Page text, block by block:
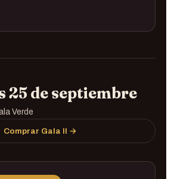
25 de septiembre
Verde
Comprar Gala II →